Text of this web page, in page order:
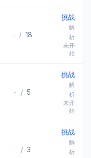
- / 18
挑战
解
析
未开
始
- / 5
挑战
解
析
未开
始
- / 3
挑战
解
析